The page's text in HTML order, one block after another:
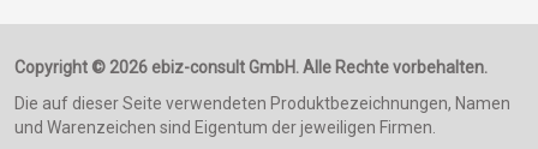
Copyright © 2026 ebiz-consult GmbH. Alle Rechte vorbehalten.
Die auf dieser Seite verwendeten Produktbezeichnungen, Namen
und Warenzeichen sind Eigentum der jeweiligen Firmen.